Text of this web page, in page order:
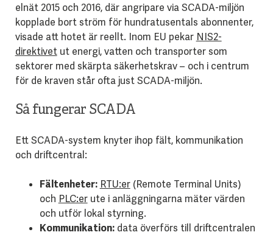
elnät 2015 och 2016, där angripare via SCADA-miljön
kopplade bort ström för hundratusentals abonnenter,
visade att hotet är reellt. Inom EU pekar NIS2-
direktivetut energi, vatten och transporter som
sektorer med skärpta säkerhetskrav – och i centrum
för de kraven står ofta just SCADA-miljön.
Så fungerar SCADA
Ett SCADA-system knyter ihop fält, kommunikation
och driftcentral:
Fältenheter: RTU:er(Remote Terminal Units)
och PLC:erute i anläggningarna mäter värden
och utför lokal styrning.
Kommunikation:data överförs till driftcentralen